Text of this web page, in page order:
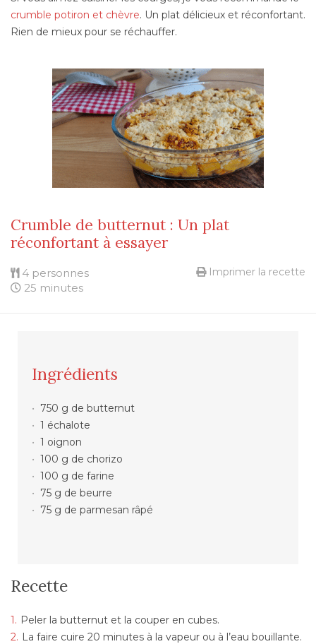
crumble potiron et chèvre. Un plat délicieux et réconfortant.
Rien de mieux pour se réchauffer.
Crumble de butternut : Un plat
réconfortant à essayer
4 personnes
25 minutes
Imprimer la recette
Ingrédients
750 g de butternut
1 échalote
1 oignon
100 g de chorizo
100 g de farine
75 g de beurre
75 g de parmesan râpé
Recette
Peler la butternut et la couper en cubes.
La faire cuire 20 minutes à la vapeur ou à l’eau bouillante.